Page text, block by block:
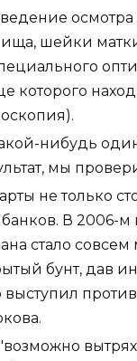
осмотра
шейки
которого
нибудь
мы
не только
В 2006-м
стало совсем
бунт, дав
выступил